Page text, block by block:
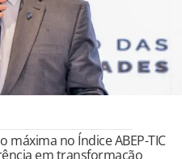
máxima no Índice ABEP-TIC
em transformação